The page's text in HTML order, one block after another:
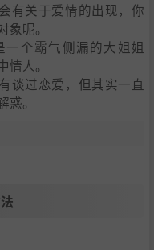
有关于爱情的出现，你
呢。
个霸气侧漏的大姐姐
人。
谈过恋爱，但其实一直
。